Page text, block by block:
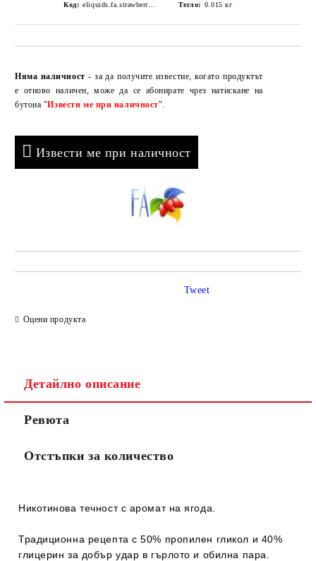
Код: Тегло: 0.015 кг
Няма наличност - за да получите известие, когато продуктът
е отново наличен, може да се абонирате чрез натискане на
бутона "Извести ме при наличност".
Извести ме при наличност
Оцени продукта
Tweet
Детайлно описание
Ревюта
Отстъпки за количество
Никотинова течност с аромат на ягода.
Традиционна рецепта с 50% пропилен гликол и 40%
глицерин за добър удар в гърлото и обилна пара.